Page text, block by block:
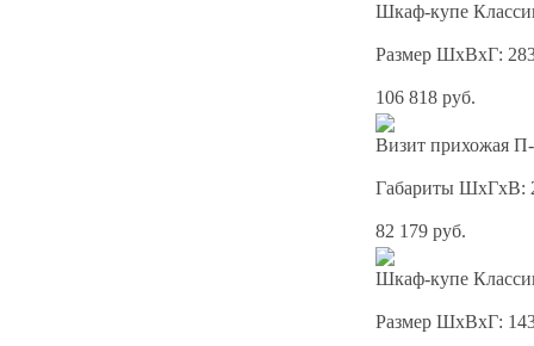
Шкаф-купе
Размер ШхВхГ:
106 818 руб.
Визит прихожая П-
Габариты ШхГхВ:
82 179 руб.
Шкаф-купе
Размер ШхВхГ: